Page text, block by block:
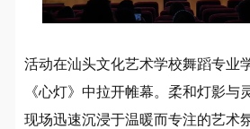
活动在汕头文化艺术学校舞蹈专业
《心灯》中拉开帷幕。柔和灯影与
现场迅速沉浸于温暖而专注的艺术